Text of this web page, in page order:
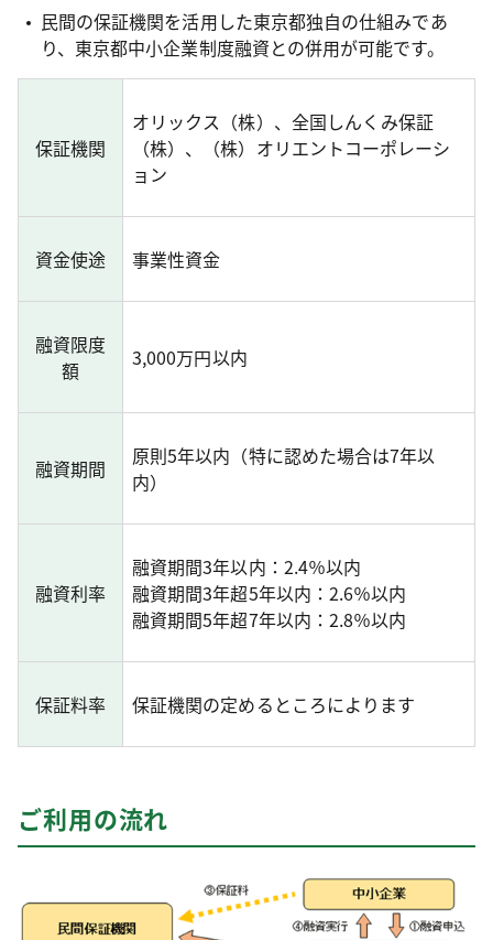
民間の保証機関を活用した東京都独自の仕組みであ
り、東京都中小企業制度融資との併用が可能です。
保証機関
オリックス（株）、全国しんくみ保証
（株）、（株）オリエントコーポレーシ
ョン
資金使途 事業性資金
融資限度
額
3,000万円以内
融資期間
原則5年以内（特に認めた場合は7年以
内）
融資利率
融資期間3年以内：2.4％以内
融資期間3年超5年以内：2.6％以内
融資期間5年超7年以内：2.8％以内
保証料率 保証機関の定めるところによります
ご利用の流れ